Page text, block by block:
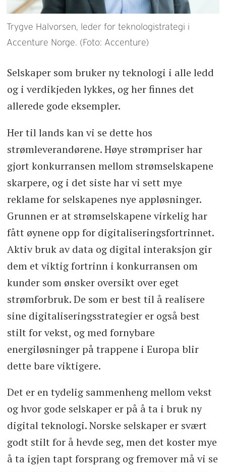
Trygve Halvorsen, leder for teknologistrategi i
Accenture Norge. (Foto: Accenture)
Selskaper som bruker ny teknologi i alle ledd
og i verdikjeden lykkes, og her finnes det
allerede gode eksempler.
Her til lands kan vi se dette hos
strømleverandørene. Høye strømpriser har
gjort konkurransen mellom strømselskapene
skarpere, og i det siste har vi sett mye
reklame for selskapenes nye appløsninger.
Grunnen er at strømselskapene virkelig har
fått øynene opp for digitaliseringsfortrinnet.
Aktiv bruk av data og digital interaksjon gir
dem et viktig fortrinn i konkurransen om
kunder som ønsker oversikt over eget
strømforbruk. De som er best til å realisere
sine digitaliseringsstrategier er også best
stilt for vekst, og med fornybare
energiløsninger på trappene i Europa blir
dette bare viktigere.
Det er en tydelig sammenheng mellom vekst
og hvor gode selskaper er på å ta i bruk ny
digital teknologi. Norske selskaper er svært
godt stilt for å hevde seg, men det koster mye
å ta igjen tapt forsprang og fremover må vi se